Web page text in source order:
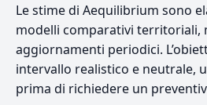
Le stime di Aequilibrium sono
modelli comparativi territoriali,
aggiornamenti periodici.
intervallo realistico e neutrale,
prima di richiedere un